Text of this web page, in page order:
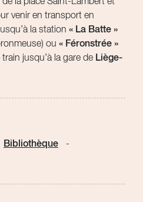
venir en transport en
la station « La Batte »
ou « Féronstrée »
jusqu’à la gare de Liège-
Bibliothèque